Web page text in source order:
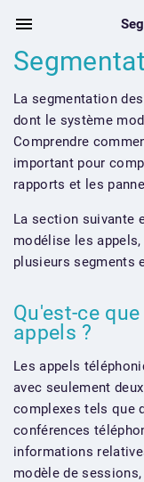
La segmentation
dont le système
Comprendre
important pour
rapports et les
La section suivante
modélise les
plusieurs segments
Qu'est-ce
appels ?
Les appels
avec seulement
complexes tels que
conférences
informations
modèle de